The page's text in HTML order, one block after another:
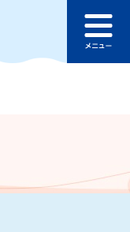
ュ